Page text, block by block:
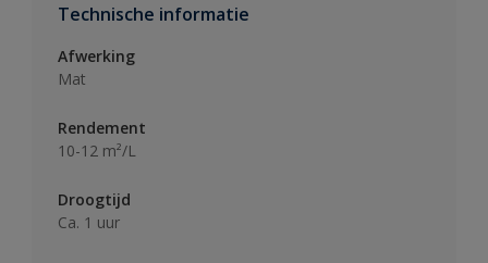
Technische informatie
Afwerking
Mat
Rendement
10-12 m²/L
Droogtijd
Ca. 1 uur